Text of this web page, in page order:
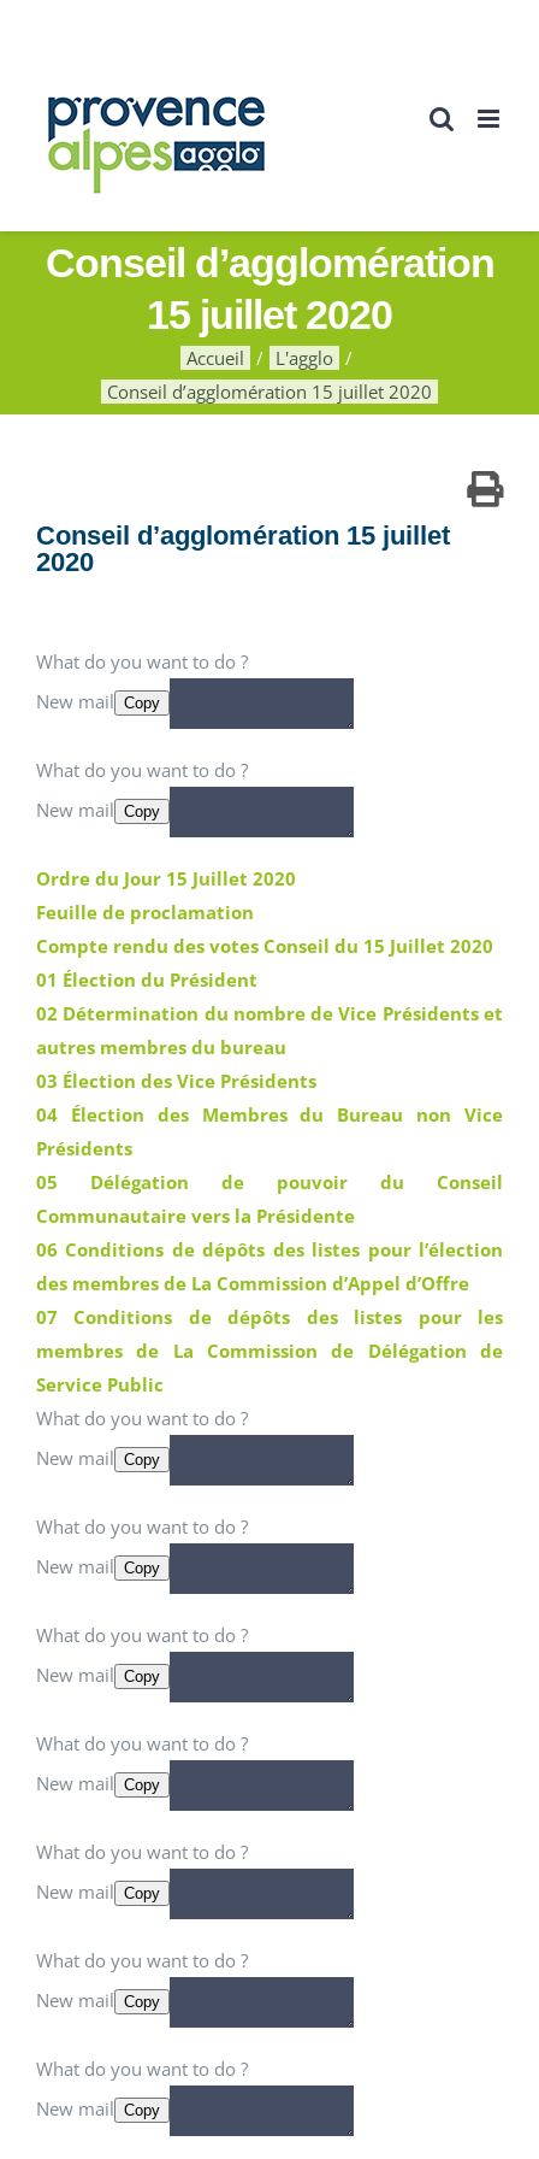
Conseil d’agglomération
15 juillet 2020
Accueil
L'agglo
Conseil d’agglomération 15 juillet 2020
Conseil d’agglomération 15 juillet
2020
What do you want to do ?
New mail Copy
What do you want to do ?
New mail Copy
Ordre du Jour 15 Juillet 2020
Feuille de proclamation
Compte rendu des votes Conseil du 15 Juillet 2020
01 Élection du Président
02 Détermination du nombre de Vice Présidents et
autres membres du bureau
03 Élection des Vice Présidents
04 Élection des Membres du Bureau non Vice
Présidents
05 Délégation de pouvoir du Conseil
Communautaire vers la Présidente
06 Conditions de dépôts des listes pour l’élection
des membres de La Commission d’Appel d’Offre
07 Conditions de dépôts des listes pour les
membres de La Commission de Délégation de
Service Public
What do you want to do ?
New mail Copy
What do you want to do ?
New mail Copy
What do you want to do ?
New mail Copy
What do you want to do ?
New mail Copy
What do you want to do ?
New mail Copy
What do you want to do ?
New mail Copy
What do you want to do ?
New mail Copy